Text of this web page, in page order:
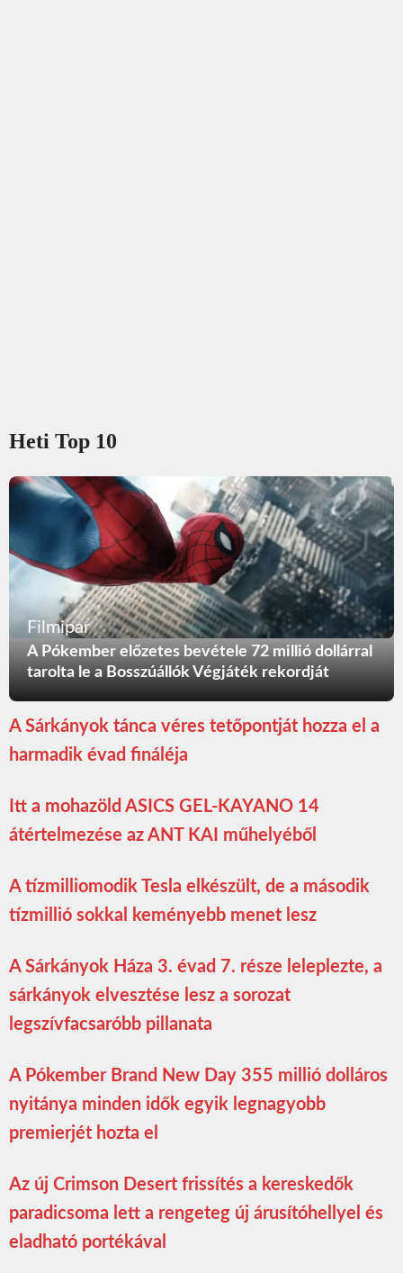
Heti Top 10
Filmipar
A Pókember előzetes bevétele 72 millió dollárral
tarolta le a Bosszúállók Végjáték rekordját
A Sárkányok tánca véres tetőpontját hozza el a
harmadik évad fináléja
Itt a mohazöld ASICS GEL-KAYANO 14
átértelmezése az ANT KAI műhelyéből
A tízmilliomodik Tesla elkészült, de a második
tízmillió sokkal keményebb menet lesz
A Sárkányok Háza 3. évad 7. része leleplezte, a
sárkányok elvesztése lesz a sorozat
legszívfacsaróbb pillanata
A Pókember Brand New Day 355 millió dolláros
nyitánya minden idők egyik legnagyobb
premierjét hozta el
Az új Crimson Desert frissítés a kereskedők
paradicsoma lett a rengeteg új árusítóhellyel és
eladható portékával